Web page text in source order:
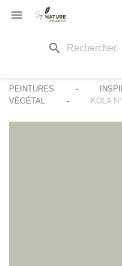

search
PEINTURES
VÉGÉTAL
KOLA